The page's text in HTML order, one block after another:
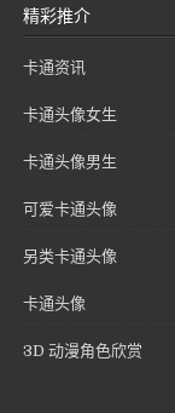
精彩推介
卡通资讯
卡通头像女生
卡通头像男生
可爱卡通头像
另类卡通头像
卡通头像
3D 动漫角色欣赏